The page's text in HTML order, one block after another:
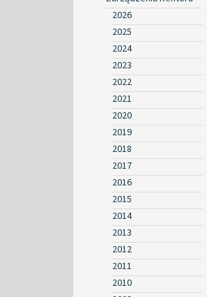
2026
2025
2024
2023
2022
2021
2020
2019
2018
2017
2016
2015
2014
2013
2012
2011
2010